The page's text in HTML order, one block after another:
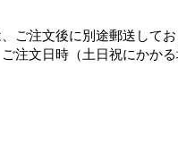
ご注文後に別途郵送してお
注文日時（土日祝にかか